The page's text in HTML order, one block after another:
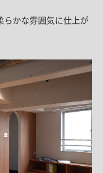
らかな雰囲気に仕上が